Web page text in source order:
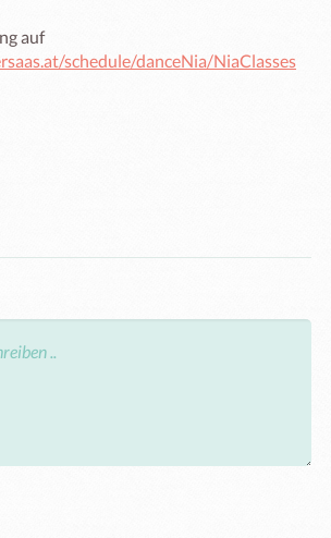
auf
schedule/danceNia/NiaClasses